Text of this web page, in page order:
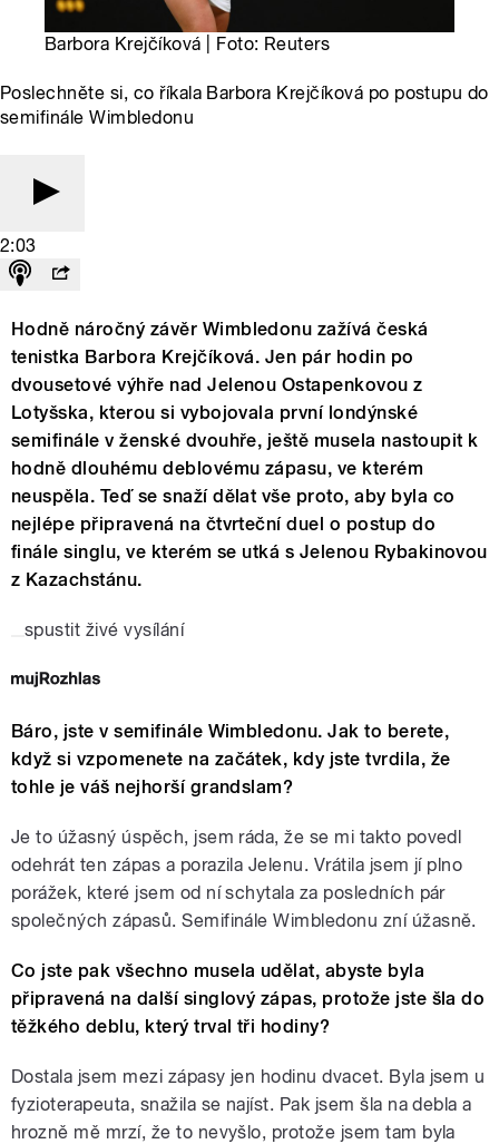
Barbora Krejčíková | Foto: Reuters
Poslechněte si, co říkala Barbora Krejčíková po postupu do
semifinále Wimbledonu
2:03
Hodně náročný závěr Wimbledonu zažívá česká
tenistka Barbora Krejčíková. Jen pár hodin po
dvousetové výhře nad Jelenou Ostapenkovou z
Lotyšska, kterou si vybojovala první londýnské
semifinále v ženské dvouhře, ještě musela nastoupit k
hodně dlouhému deblovému zápasu, ve kterém
neuspěla. Teď se snaží dělat vše proto, aby byla co
nejlépe připravená na čtvrteční duel o postup do
finále singlu, ve kterém se utká s Jelenou Rybakinovou
z Kazachstánu.
spustit živé vysílání
Báro, jste v semifinále Wimbledonu. Jak to berete,
když si vzpomenete na začátek, kdy jste tvrdila, že
tohle je váš nejhorší grandslam?
Je to úžasný úspěch, jsem ráda, že se mi takto povedl
odehrát ten zápas a porazila Jelenu. Vrátila jsem jí plno
porážek, které jsem od ní schytala za posledních pár
společných zápasů. Semifinále Wimbledonu zní úžasně.
Co jste pak všechno musela udělat, abyste byla
připravená na další singlový zápas, protože jste šla do
těžkého deblu, který trval tři hodiny?
Dostala jsem mezi zápasy jen hodinu dvacet. Byla jsem u
fyzioterapeuta, snažila se najíst. Pak jsem šla na debla a
hrozně mě mrzí, že to nevyšlo, protože jsem tam byla